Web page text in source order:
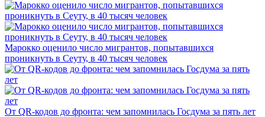
Марокко оценило число мигрантов, попытавшихся
проникнуть в Сеуту, в 40 тысяч человек
От QR-кодов до фронта: чем запомнилась Госдума за пять лет